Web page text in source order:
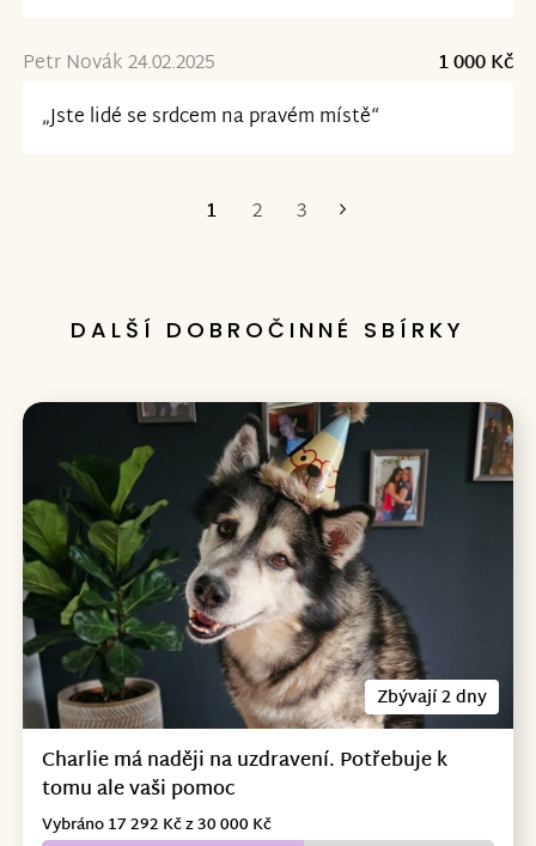
Petr Novák 24.02.2025
1 000 Kč
„Jste lidé se srdcem na pravém místě“
1 2 3
DALŠÍ DOBROČINNÉ SBÍRKY
Zbývají 2 dny
Charlie má naději na uzdravení. Potřebuje k
tomu ale vaši pomoc
Vybráno 17 292 Kč z 30 000 Kč